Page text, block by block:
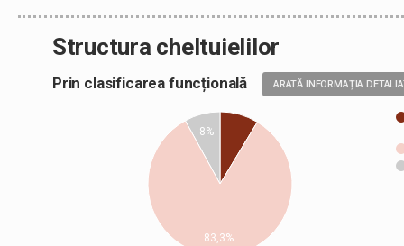
Structura cheltuielilor
Prin clasificarea funcțională ARATĂ INFORMAȚIA
8%
83,3%